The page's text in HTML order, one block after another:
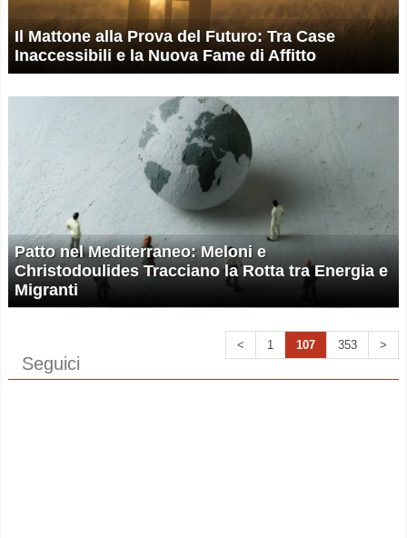
Il Mattone alla Prova del Futuro: Tra Case
Inaccessibili e la Nuova Fame di Affitto
Patto nel Mediterraneo: Meloni e
Christodoulides Tracciano la Rotta tra Energia e
Migranti
< 1 107 353 >
Seguici